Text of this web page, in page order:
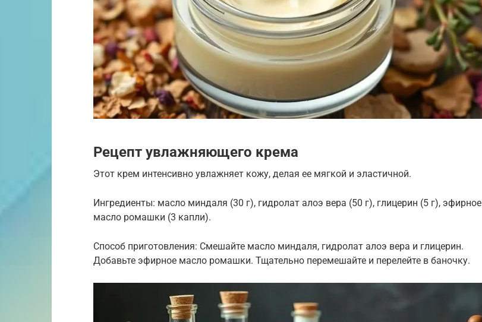
Рецепт увлажняющего крема
Этот крем интенсивно увлажняет кожу, делая ее мягкой и эластичной.
Ингредиенты: масло миндаля (30 г), гидролат алоэ вера (50 г), глицерин (5 г), эфирное
масло ромашки (3 капли).
Способ приготовления: Смешайте масло миндаля, гидролат алоэ вера и глицерин.
Добавьте эфирное масло ромашки. Тщательно перемешайте и перелейте в баночку.